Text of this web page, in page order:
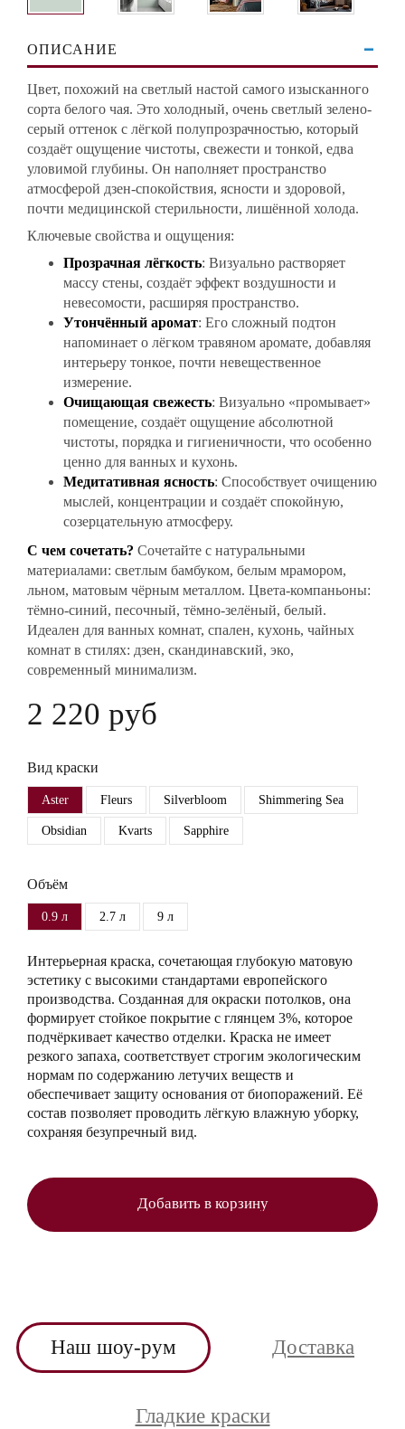
ОПИСАНИЕ
Цвет, похожий на светлый настой самого изысканного
сорта белого чая. Это холодный, очень светлый зелено-
серый оттенок с лёгкой полупрозрачностью, который
создаёт ощущение чистоты, свежести и тонкой, едва
уловимой глубины. Он наполняет пространство
атмосферой дзен-спокойствия, ясности и здоровой,
почти медицинской стерильности, лишённой холода.
Ключевые свойства и ощущения:
Прозрачная лёгкость: Визуально растворяет
массу стены, создаёт эффект воздушности и
невесомости, расширяя пространство.
Утончённый аромат: Его сложный подтон
напоминает о лёгком травяном аромате, добавляя
интерьеру тонкое, почти невещественное
измерение.
Очищающая свежесть: Визуально «промывает»
помещение, создаёт ощущение абсолютной
чистоты, порядка и гигиеничности, что особенно
ценно для ванных и кухонь.
Медитативная ясность: Способствует очищению
мыслей, концентрации и создаёт спокойную,
созерцательную атмосферу.
С чем сочетать? Сочетайте с натуральными
материалами: светлым бамбуком, белым мрамором,
льном, матовым чёрным металлом. Цвета-компаньоны:
тёмно-синий, песочный, тёмно-зелёный, белый.
Идеален для ванных комнат, спален, кухонь, чайных
комнат в стилях: дзен, скандинавский, эко,
современный минимализм.
2 220 руб
Вид краски
Aster Fleurs Silverbloom Shimmering Sea
Obsidian Kvarts Sapphire
Объём
0.9 л 2.7 л 9 л
Интерьерная краска, сочетающая глубокую матовую
эстетику с высокими стандартами европейского
производства. Созданная для окраски потолков, она
формирует стойкое покрытие с глянцем 3%, которое
подчёркивает качество отделки. Краска не имеет
резкого запаха, соответствует строгим экологическим
нормам по содержанию летучих веществ и
обеспечивает защиту основания от биопоражений. Её
состав позволяет проводить лёгкую влажную уборку,
сохраняя безупречный вид.
Добавить в корзину
Наш шоу-рум Доставка
Гладкие краски